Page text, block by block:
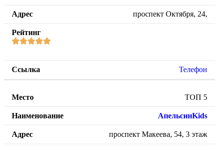
проспект Октября, 24,
Телефон
ТОП 5
АпельсинKids
проспект Макеева, 54, 3 этаж